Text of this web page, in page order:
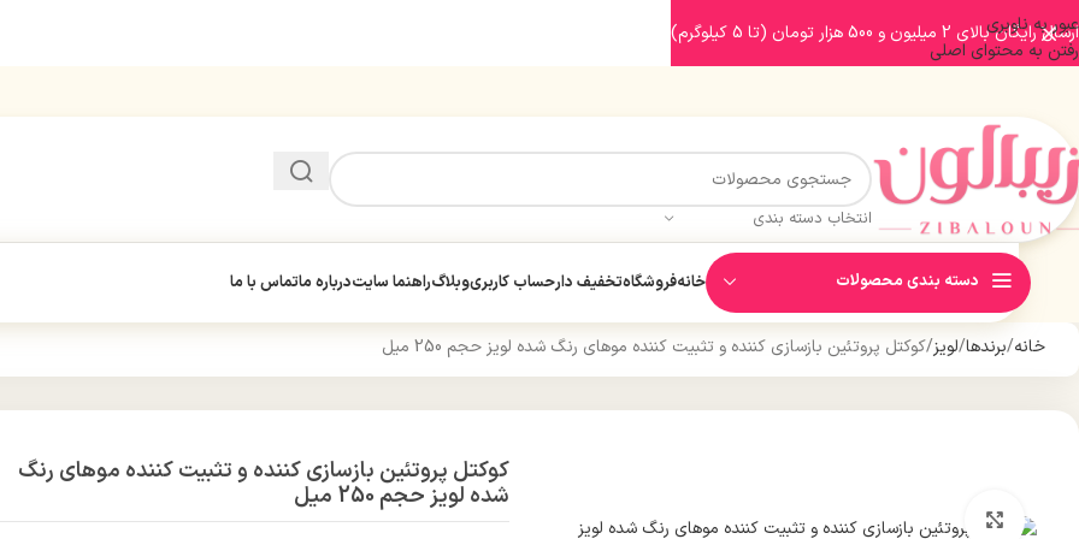
عبور به ناوبری
رفتن به محتوای اصلی
انتخاب دسته بندی
دسته بندی محصولات خانهفروشگاهتخفیف دارحساب کاربریوبلاگراهنما سایتدرباره ماتماس با ما
خانه برندها لویز کوکتل پروتئین بازسازی کننده و تثبیت کننده موهای رنگ شده لویز حجم 250 میل
بزرگنمایی تصویر
کوکتل پروتئین بازسازی کننده و تثبیت کننده موهای رنگ
شده لویز حجم 250 میل
ارسال رایگان بالای 2 میلیون و 500 هزار تومان (تا 5 کیلوگرم)